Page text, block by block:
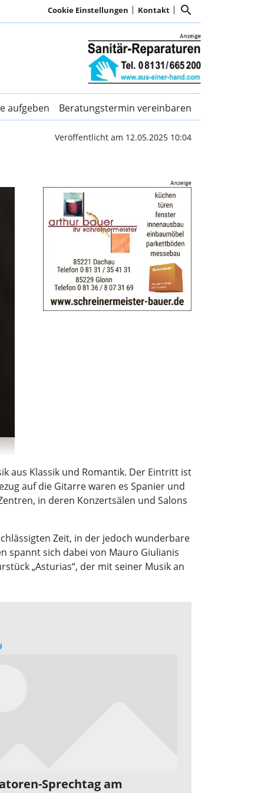
Cookie Einstellungen Kontakt search
Dachau
aufgeben Beratungstermin vereinbaren
Veröffentlicht am 12.05.2025 10:04
aus Klassik und Romantik. Der Eintritt ist
auf die Gitarre waren es Spanier und
in deren Konzertsälen und Salons
Zeit, in der jedoch wunderbare
spannt sich dabei von Mauro Giulianis
„Asturias“, der mit seiner Musik an
Sprechtag am